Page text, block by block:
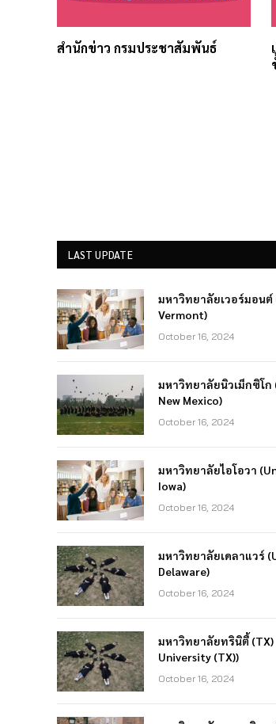
สำนักข่าว กรมประชาสัมพันธ์
LAST UPDATE
มหาวิทยาลัยเวอร์มอน
Vermont)
October 16, 2024
มหาวิทยาลัยนิวเม็กซิโ
New Mexico)
October 16, 2024
มหาวิทยาลัยไอโอวา
Iowa)
October 16, 2024
มหาวิทยาลัยเดลาแวร์
Delaware)
October 16, 2024
มหาวิทยาลัยทรินิตี้
University (TX))
October 16, 2024